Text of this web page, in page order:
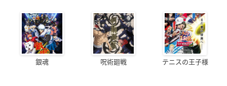
銀魂 呪術廻戦 テニスの王子様